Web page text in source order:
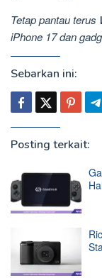
Tetap pantau terus
iPhone 17 dan
Sebarkan ini:
Posting terkait: